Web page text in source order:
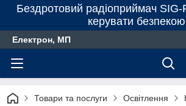
Бездротовий радіоприймач
керувати безпекою
Електрон, МП
Товари та послуги Освітлення